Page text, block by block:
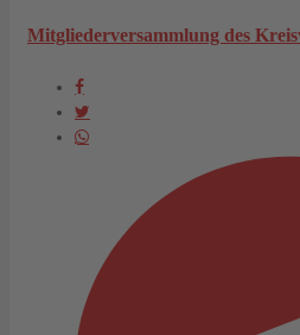
Mitgliederversammlung des